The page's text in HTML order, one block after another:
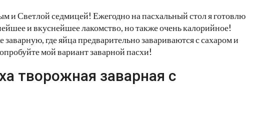
и Светлой седмицей! Ежегодно на пасхальный стол я готовлю
и вкуснейшее лакомство, но также очень калорийное!
где яйца предварительно завариваются с сахаром и
мой вариант заварной пасхи!
творожная заварная с